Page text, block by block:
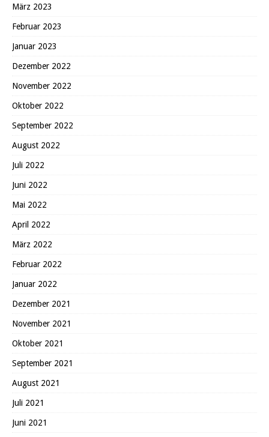
März 2023
Februar 2023
Januar 2023
Dezember 2022
November 2022
Oktober 2022
September 2022
August 2022
Juli 2022
Juni 2022
Mai 2022
April 2022
März 2022
Februar 2022
Januar 2022
Dezember 2021
November 2021
Oktober 2021
September 2021
August 2021
Juli 2021
Juni 2021